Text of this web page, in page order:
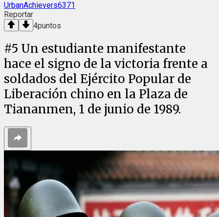
UrbanAchievers6371
Reportar
4puntos
#5 Un estudiante manifestante
hace el signo de la victoria frente a
soldados del Ejército Popular de
Liberación chino en la Plaza de
Tiananmen, 1 de junio de 1989.